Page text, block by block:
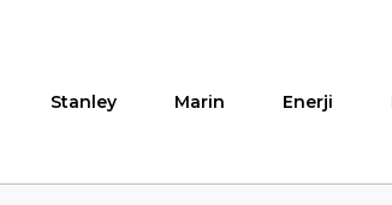
Stanley Marin Enerji